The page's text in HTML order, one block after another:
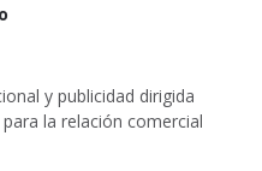
y publicidad dirigida
la relación comercial